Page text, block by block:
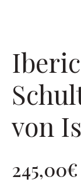
von
245,00€